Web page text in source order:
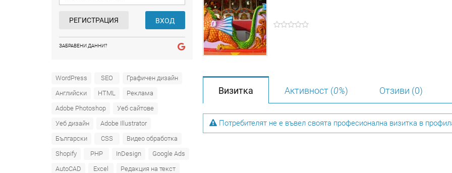
РЕГИСТРАЦИЯ ВХОД
ЗАБРАВЕНИ ДАННИ?
WordPress SEO
Графичен дизайн
Английски
HTML
Реклама
Adobe Photoshop
Уеб сайтове
Уеб дизайн
Adobe Illustrator
Български
CSS
Видео обработка
Shopify
PHP InDesign
Google Ads
AutoCAD
Excel
Редакция на текст
Визитка Активност (0%) Отзиви (0)
Потребителят не е въвел своята професионална визитка в